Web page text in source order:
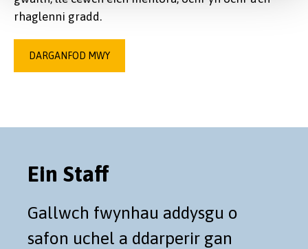
rhaglenni gradd.
DARGANFOD MWY
Ein Staff
Gallwch fwynhau addysgu o
safon uchel a ddarperir gan